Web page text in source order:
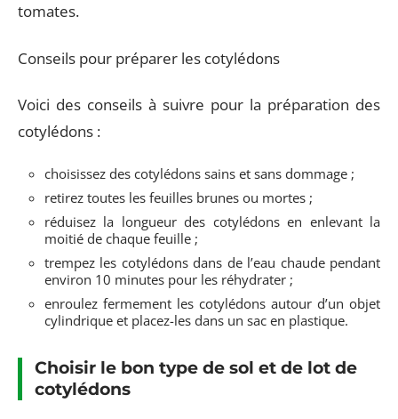
tomates.
Conseils pour préparer les cotylédons
Voici des conseils à suivre pour la préparation des
cotylédons :
choisissez des cotylédons sains et sans dommage ;
retirez toutes les feuilles brunes ou mortes ;
réduisez la longueur des cotylédons en enlevant la
moitié de chaque feuille ;
trempez les cotylédons dans de l’eau chaude pendant
environ 10 minutes pour les réhydrater ;
enroulez fermement les cotylédons autour d’un objet
cylindrique et placez-les dans un sac en plastique.
Choisir le bon type de sol et de lot de
cotylédons